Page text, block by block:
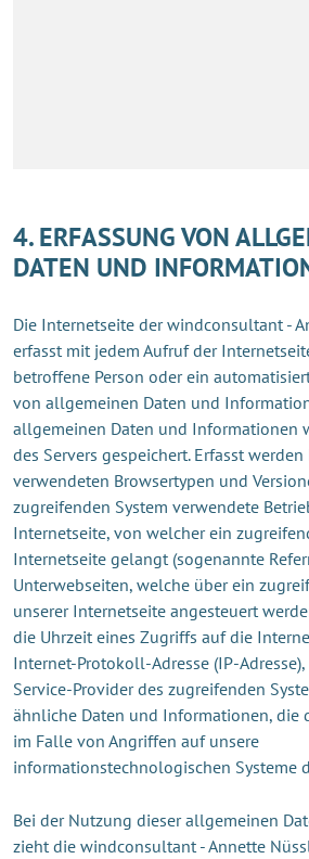
4. ERFASSUNG VON
DATEN UND
Die Internetseite der windconsultant -
erfasst mit jedem Aufruf der
betroffene Person oder ein
von allgemeinen Daten und
allgemeinen Daten und Informationen
des Servers gespeichert. Erfasst
verwendeten Browsertypen und
zugreifenden System verwendete
Internetseite, von welcher ein
Internetseite gelangt (sogenannte
Unterwebseiten, welche über ein
unserer Internetseite angesteuert
die Uhrzeit eines Zugriffs auf die
Internet-Protokoll-Adresse (IP-
Service-Provider des zugreifenden
ähnliche Daten und Informationen, die
im Falle von Angriffen auf unsere
informationstechnologischen Systeme
Bei der Nutzung dieser allgemeinen
zieht die windconsultant - Annette